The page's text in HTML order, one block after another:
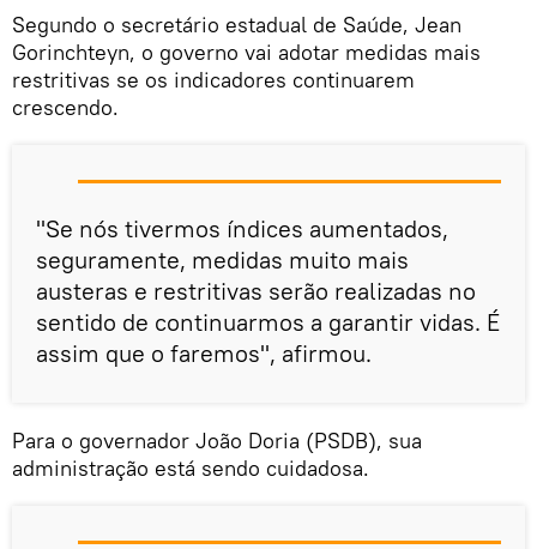
Segundo o secretário estadual de Saúde, Jean
Gorinchteyn, o governo vai adotar medidas mais
restritivas se os indicadores continuarem
crescendo.
"Se nós tivermos índices aumentados,
seguramente, medidas muito mais
austeras e restritivas serão realizadas no
sentido de continuarmos a garantir vidas. É
assim que o faremos", afirmou.
Para o governador João Doria (PSDB), sua
administração está sendo cuidadosa.